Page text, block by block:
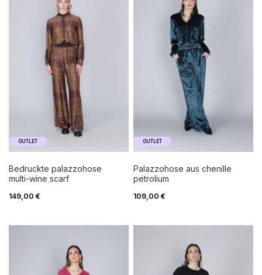
OUTLET
bedruckte palazzohose
multi-wine scarf
149,00 €
OUTLET
palazzohose aus chenille
petrolium
109,00 €
Seite